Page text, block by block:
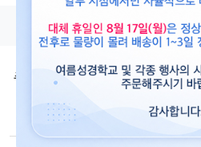
도서 뮤직 용품
주제 중심 교재(리뉴얼) > 세계를 품는
세계를 품는 아이들- 학령기 어린